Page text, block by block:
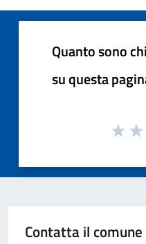
Quanto sono
su questa
Contatta il comune